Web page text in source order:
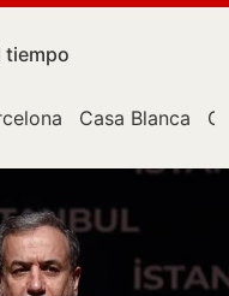
tiempo
Casa Blanca